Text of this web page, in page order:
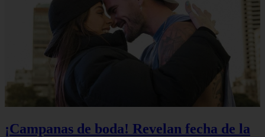
¡Campanas de boda! Revelan fecha de la